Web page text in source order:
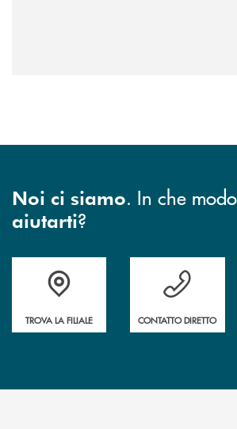
Noi ci siamo. In che
aiutarti?
Accedi all' elenco completo di indirizzo,
TROVA LA FILIALE
Hai bisogno di
CONTATTO DIRETTO